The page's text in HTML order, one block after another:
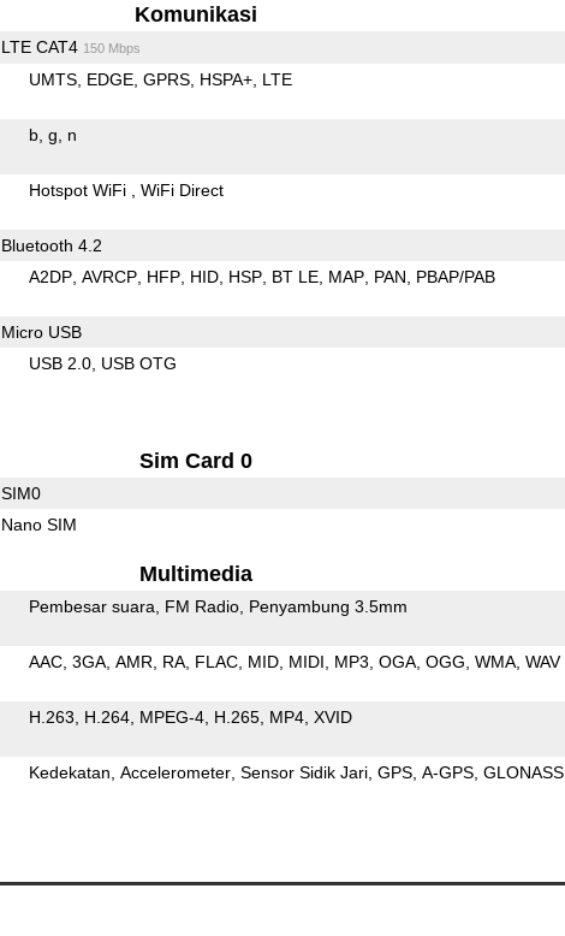
Komunikasi
LTE CAT4 150 Mbps
UMTS EDGE GPRS HSPA+ LTE
b g n
Hotspot WiFi WiFi Direct
Bluetooth 4.2
A2DP AVRCP HFP HID HSP BT LE MAP PAN PBAP/PAB
Micro USB
USB 2.0 USB OTG
Sim Card 0
SIM0
Nano SIM
Multimedia
Pembesar suara FM Radio Penyambung 3.5mm
AAC 3GA AMR RA FLAC MID MIDI MP3 OGA OGG WMA WAV
H.263 H.264 MPEG-4 H.265 MP4 XVID
Kedekatan Accelerometer Sensor Sidik Jari GPS A-GPS GLONASS